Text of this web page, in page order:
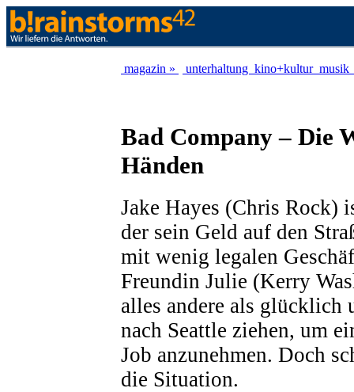
magazin » unterhaltung kino+kultur musik
Bad Company – Die
Händen
Jake Hayes (Chris Rock)
der sein Geld auf den
mit wenig legalen
Freundin Julie (Kerry
alles andere als glücklich
nach Seattle ziehen, um
Job anzunehmen. Doch
die Situation.